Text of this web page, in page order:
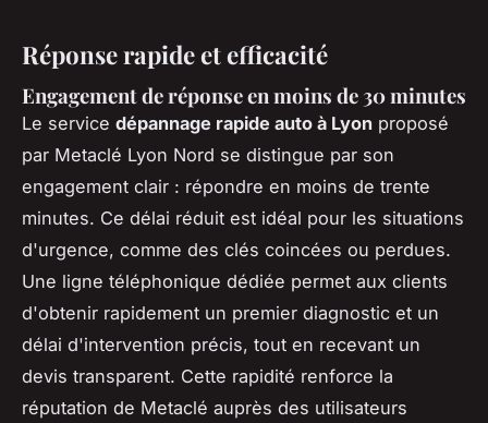
Réponse rapide et efficacité
Engagement de réponse en moins de 30 minutes
Le service dépannage rapide auto à Lyon proposé
par Metaclé Lyon Nord se distingue par son
engagement clair : répondre en moins de trente
minutes. Ce délai réduit est idéal pour les situations
d'urgence, comme des clés coincées ou perdues.
Une ligne téléphonique dédiée permet aux clients
d'obtenir rapidement un premier diagnostic et un
délai d'intervention précis, tout en recevant un
devis transparent. Cette rapidité renforce la
réputation de Metaclé auprès des utilisateurs